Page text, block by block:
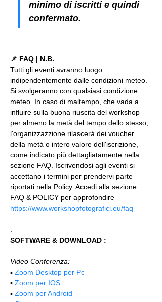
minimo di iscritti e quindi
confermato.
📌 FAQ | N.B.
Tutti gli eventi avranno luogo
indipendentemente dalle condizioni meteo.
Si svolgeranno con qualsiasi condizione
meteo. In caso di maltempo, che vada a
influire sulla buona riuscita del workshop
per almeno la metà del tempo dello stesso,
l'organizzazzione rilascerà dei voucher
della metà o intero valore dell'iscrizione,
come indicato più dettagliatamente nella
sezione FAQ. Iscrivendosi agli eventi si
accettano i termini per prendervi parte
riportati nella Policy. Accedi alla sezione
FAQ & POLICY per approfondire
https://www.workshopfotografici.eu/faq
SOFTWARE & DOWNLOAD :
Video Conferenza:
▪️ Zoom Desktop per Pc
▪️ Zoom per IOS
▪️ Zoom per Android